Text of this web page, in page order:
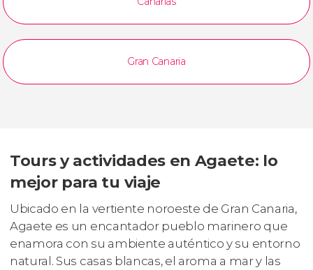
Gran Canaria
Tours y actividades en Agaete: lo
mejor para tu viaje
Ubicado en la vertiente noroeste de Gran Canaria,
Agaete es un encantador pueblo marinero que
enamora con su ambiente auténtico y su entorno
natural. Sus casas blancas, el aroma a mar y las